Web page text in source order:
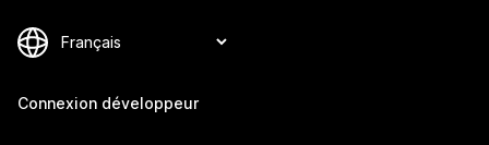
Connexion développeur